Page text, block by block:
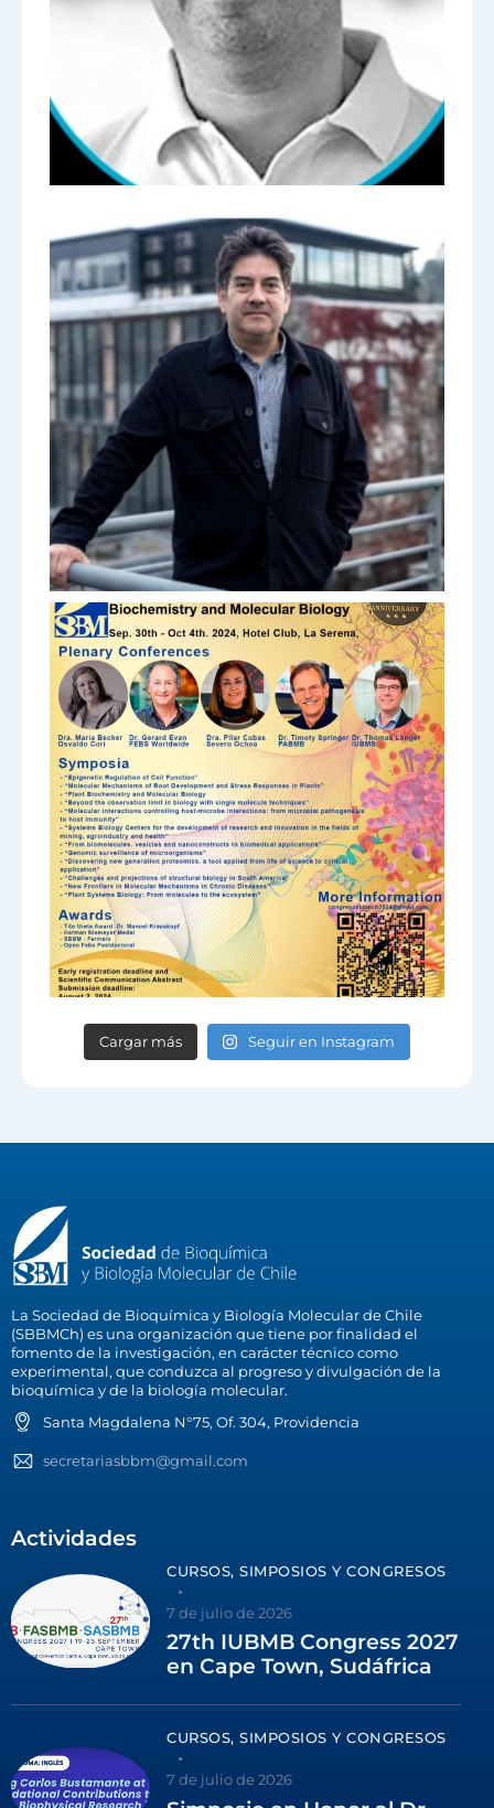
Cargar más Seguir en Instagram
La Sociedad de Bioquímica y Biología Molecular de Chile
(SBBMCh) es una organización que tiene por finalidad el
fomento de la investigación, en carácter técnico como
experimental, que conduzca al progreso y divulgación de la
bioquímica y de la biología molecular.
Santa Magdalena N°75, Of. 304, Providencia
secretariasbbm@gmail.com
Actividades
CURSOS, SIMPOSIOS Y CONGRESOS
7 de julio de 2026
27th IUBMB Congress 2027
en Cape Town, Sudáfrica
CURSOS, SIMPOSIOS Y CONGRESOS
7 de julio de 2026